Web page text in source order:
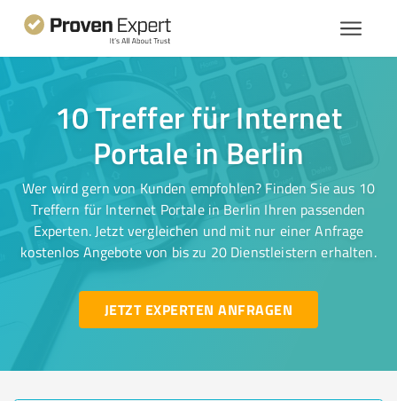
10 Treffer für Internet
Portale in Berlin
Wer wird gern von Kunden empfohlen? Finden Sie aus 10
Treffern für Internet Portale in Berlin Ihren passenden
Experten. Jetzt vergleichen und mit nur einer Anfrage
kostenlos Angebote von bis zu 20 Dienstleistern erhalten.
JETZT EXPERTEN ANFRAGEN